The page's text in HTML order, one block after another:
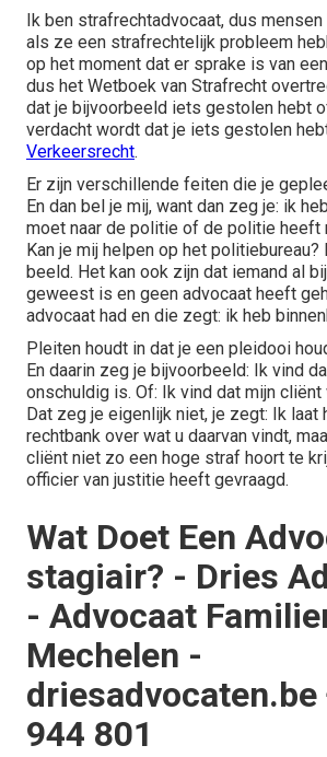
Ik ben strafrechtadvocaat, dus
als ze een strafrechtelijk probleem
op het moment dat er sprake is van
dus het Wetboek van Strafrecht
dat je bijvoorbeeld iets gestolen hebt
verdacht wordt dat je iets gestolen
Verkeersrecht.
Er zijn verschillende feiten die je
En dan bel je mij, want dan zeg je: ik
moet naar de politie of de politie heeft
Kan je mij helpen op het politiebureau?
beeld. Het kan ook zijn dat iemand al
geweest is en geen advocaat heeft
advocaat had en die zegt: ik heb
Pleiten houdt in dat je een pleidooi
En daarin zeg je bijvoorbeeld: Ik vind
onschuldig is. Of: Ik vind dat mijn
Dat zeg je eigenlijk niet, je zegt: Ik laat
rechtbank over wat u daarvan vindt,
cliënt niet zo een hoge straf hoort te
officier van justitie heeft gevraagd.
Wat Doet Een
stagiair? - Dries
- Advocaat
Mechelen -
driesadvocaten.be
944 801